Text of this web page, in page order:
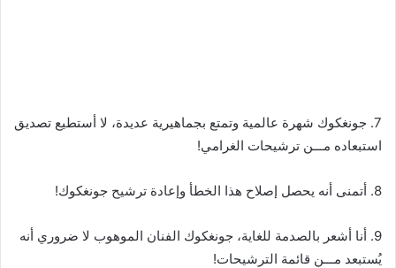
7. جونغكوك شهرة عالمية وتمتع بجماهيرية عديدة، لا أستطيع تصديق
استبعاده مـــن ترشيحات الغرامي!
8. أتمنى أنه يحصل إصلاح هذا الخطأ وإعادة ترشيح جونغكوك!
9. أنا أشعر بالصدمة للغاية، جونغكوك الفنان الموهوب لا ضروري أنه
يُستبعد مـــن قائمة الترشيحات!